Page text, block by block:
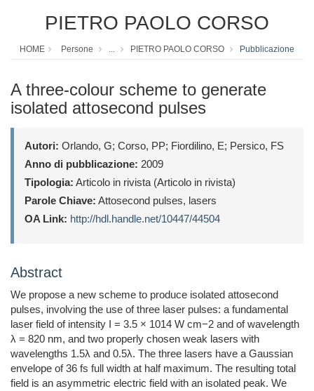
PIETRO PAOLO CORSO
HOME Persone ... PIETRO PAOLO CORSO Pubblicazione
A three-colour scheme to generate
isolated attosecond pulses
Autori: Orlando, G; Corso, PP; Fiordilino, E; Persico, FS
Anno di pubblicazione: 2009
Tipologia: Articolo in rivista (Articolo in rivista)
Parole Chiave: Attosecond pulses, lasers
OA Link: http://hdl.handle.net/10447/44504
Abstract
We propose a new scheme to produce isolated attosecond
pulses, involving the use of three laser pulses: a fundamental
laser field of intensity I = 3.5 × 1014 W cm−2 and of wavelength
λ = 820 nm, and two properly chosen weak lasers with
wavelengths 1.5λ and 0.5λ. The three lasers have a Gaussian
envelope of 36 fs full width at half maximum. The resulting total
field is an asymmetric electric field with an isolated peak. We